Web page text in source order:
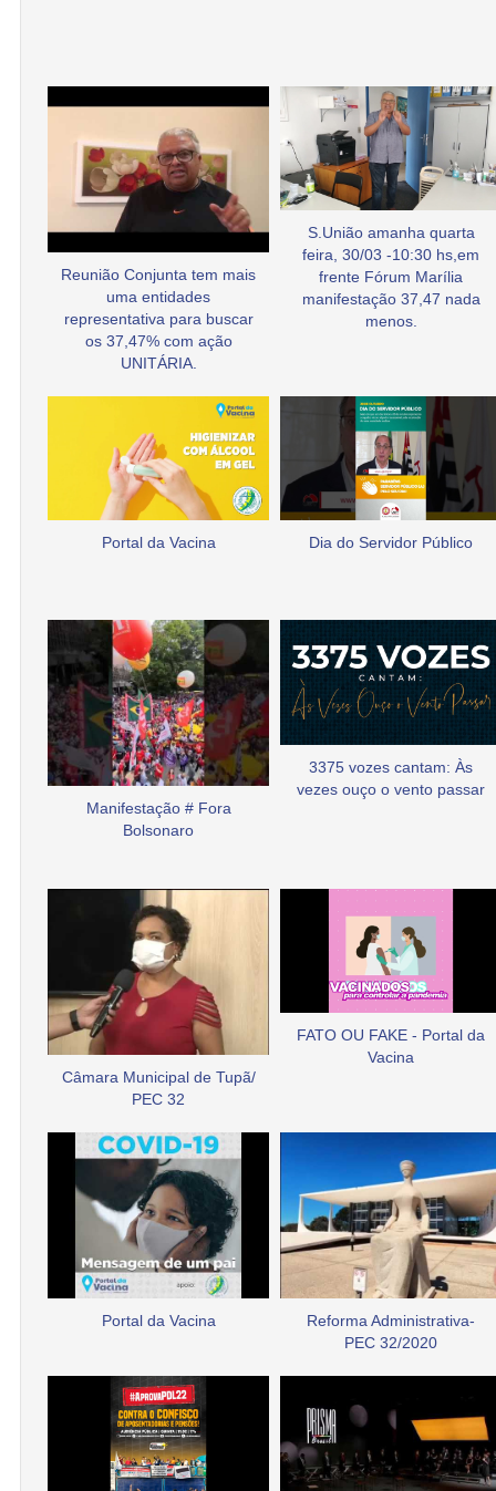
Reunião Conjunta tem mais
uma entidades
representativa para buscar
os 37,47% com ação
UNITÁRIA.
S.União amanha quarta
feira, 30/03 -10:30 hs,em
frente Fórum Marília
manifestação 37,47 nada
menos.
Portal da Vacina Dia do Servidor Público
Manifestação # Fora
Bolsonaro
3375 vozes cantam: Às
vezes ouço o vento passar
Câmara Municipal de Tupã/
PEC 32
FATO OU FAKE - Portal da
Vacina
Portal da Vacina
Reforma Administrativa-
PEC 32/2020